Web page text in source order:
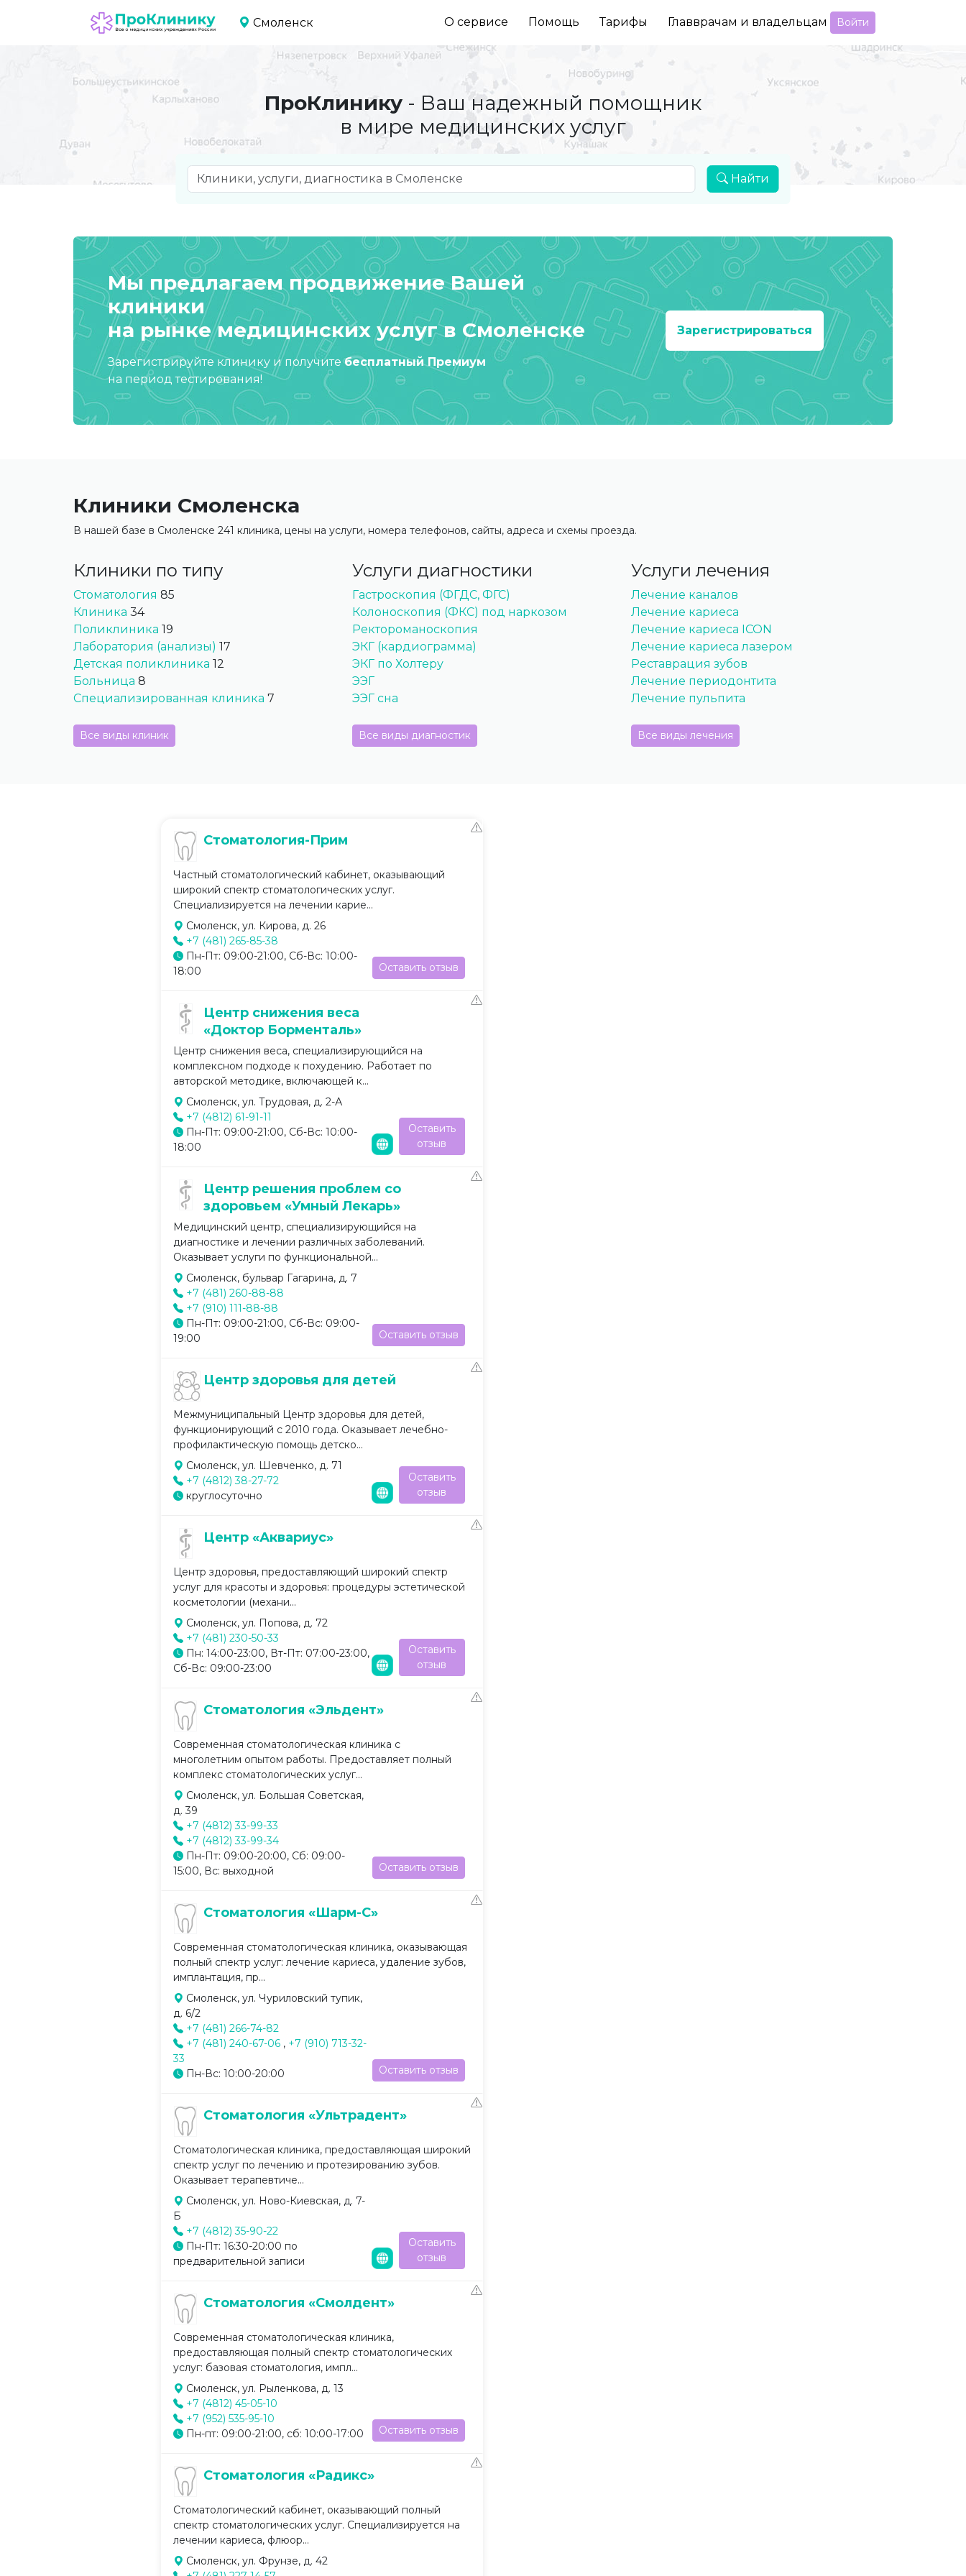
Смоленск О сервисе Помощь Тарифы Главврачам и владельцам Войти
ПроКлинику - Ваш надежный помощник
в мире медицинских услуг
Найти
Мы предлагаем продвижение Вашей
клиники
на рынке медицинских услуг в Смоленске
Зарегистрируйте клинику и получитебесплатный Премиум
на период тестирования!
Зарегистрироваться
Клиники Смоленска
В нашей базе в Смоленске 241 клиника, цены на услуги, номера телефонов, сайты, адреса и схемы проезда.
Клиники по типу
Стоматология 85
Клиника 34
Поликлиника 19
Лаборатория (анализы) 17
Детская поликлиника 12
Больница 8
Специализированная клиника 7
Все виды клиник
Услуги диагностики
Гастроскопия (ФГДС, ФГС)
Колоноскопия (ФКС) под наркозом
Ректороманоскопия
ЭКГ (кардиограмма)
ЭКГ по Холтеру
ЭЭГ
ЭЭГ сна
Все виды диагностик
Услуги лечения
Лечение каналов
Лечение кариеса
Лечение кариеса ICON
Лечение кариеса лазером
Реставрация зубов
Лечение периодонтита
Лечение пульпита
Все виды лечения
Стоматология-Прим
Частный стоматологический кабинет, оказывающий
широкий спектр стоматологических услуг.
Специализируется на лечении карие...
Смоленск, ул. Кирова, д. 26
+7 (481) 265-85-38
Пн-Пт: 09:00-21:00, Сб-Вс: 10:00-
18:00
Оставить отзыв
Центр снижения веса
«Доктор Борменталь»
Центр снижения веса, специализирующийся на
комплексном подходе к похудению. Работает по
авторской методике, включающей к...
Смоленск, ул. Трудовая, д. 2-А
+7 (4812) 61-91-11
Пн-Пт: 09:00-21:00, Сб-Вс: 10:00-
18:00
Оставить
отзыв
Центр решения проблем со
здоровьем «Умный Лекарь»
Медицинский центр, специализирующийся на
диагностике и лечении различных заболеваний.
Оказывает услуги по функциональной...
Смоленск, бульвар Гагарина, д. 7
+7 (481) 260-88-88
+7 (910) 111-88-88
Пн-Пт: 09:00-21:00, Сб-Вс: 09:00-
19:00
Оставить отзыв
Центр здоровья для детей
Межмуниципальный Центр здоровья для детей,
функционирующий с 2010 года. Оказывает лечебно-
профилактическую помощь детско...
Смоленск, ул. Шевченко, д. 71
+7 (4812) 38-27-72
круглосуточно
Оставить
отзыв
Центр «Аквариус»
Центр здоровья, предоставляющий широкий спектр
услуг для красоты и здоровья: процедуры эстетической
косметологии (механи...
Смоленск, ул. Попова, д. 72
+7 (481) 230-50-33
Пн: 14:00-23:00, Вт-Пт: 07:00-23:00,
Сб-Вс: 09:00-23:00
Оставить
отзыв
Стоматология «Эльдент»
Современная стоматологическая клиника с
многолетним опытом работы. Предоставляет полный
комплекс стоматологических услуг...
Смоленск, ул. Большая Советская,
д. 39
+7 (4812) 33-99-33
+7 (4812) 33-99-34
Пн-Пт: 09:00-20:00, Сб: 09:00-
15:00, Вс: выходной
Оставить отзыв
Стоматология «Шарм-С»
Современная стоматологическая клиника, оказывающая
полный спектр услуг: лечение кариеса, удаление зубов,
имплантация, пр...
Смоленск, ул. Чуриловский тупик,
д. 6/2
+7 (481) 266-74-82
+7 (481) 240-67-06 , +7 (910) 713-32-
33
Пн-Вс: 10:00-20:00
Оставить отзыв
Стоматология «Ультрадент»
Стоматологическая клиника, предоставляющая широкий
спектр услуг по лечению и протезированию зубов.
Оказывает терапевтиче...
Смоленск, ул. Ново-Киевская, д. 7-
Б
+7 (4812) 35-90-22
Пн-Пт: 16:30-20:00 по
предварительной записи
Оставить
отзыв
Стоматология «Смолдент»
Современная стоматологическая клиника,
предоставляющая полный спектр стоматологических
услуг: базовая стоматология, импл...
Смоленск, ул. Рыленкова, д. 13
+7 (4812) 45-05-10
+7 (952) 535-95-10
Пн-пт: 09:00-21:00, сб: 10:00-17:00
Оставить отзыв
Стоматология «Радикс»
Стоматологический кабинет, оказывающий полный
спектр стоматологических услуг. Специализируется на
лечении кариеса, флюор...
Смоленск, ул. Фрунзе, д. 42